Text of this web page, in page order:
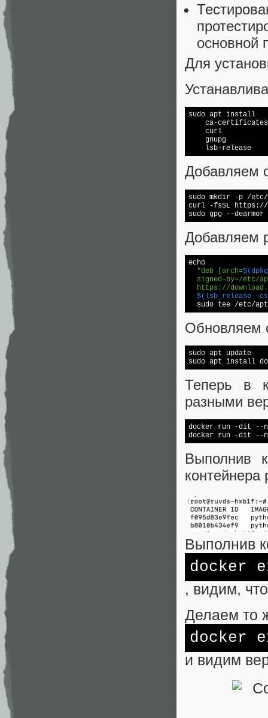
основной
Для
sudo apt install
ca-
    curl
    gnupg
    lsb-release
Добавляем
sudo mkdir -p /
curl -fsSL https://
sudo gpg --
Добавляем
echo
"deb [arch=
signed-by=/etc/
https://
$(lsb_release -
sudo tee /etc/
Обновляем
sudo apt update
sudo apt install
Теперь в
разными
docker run -dit --
docker run -dit --
Выполнив
контейнера
Выполнив
docker
, видим,
Делаем то
docker
и видим